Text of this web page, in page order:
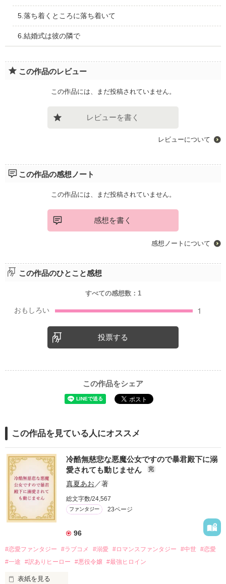
5.落ち着くところに落ち着いて
6.結婚式は彼の隣で
この作品のレビュー
この作品には、まだ投稿されていません。
レビューを書く
レビューについて
この作品の感想ノート
この作品には、まだ投稿されていません。
感想を書く
感想ノートについて
この作品のひとこと感想
すべての感想数： 1
投票する
この作品をシェア
この作品を見ている人にオススメ
冷酷無慈悲な悪魔公女ですので暴君殿下に溺
愛されても動じません
完
真夏あお ／著
総文字数/24,567
ファンタジー 23ページ
96
#恋愛ファンタジー #ラブコメ #溺愛 #ロマンスファンタジー #中世 #恋愛
#一途
#訳ありヒーロー #悪役令嬢 #最強ヒロイン
表紙を見る